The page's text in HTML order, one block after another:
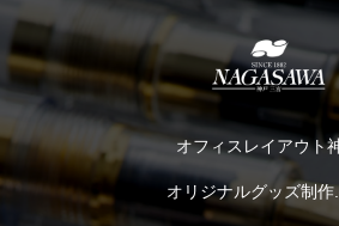
オフィスレイアウト
オリジナルグッズ制作